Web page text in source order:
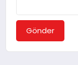
Gönder